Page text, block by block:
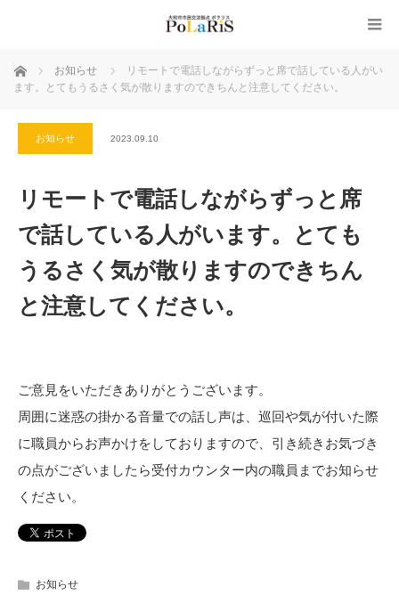
ホーム お知らせ
リモートで電話しながらずっと席で話している人がい
ます。とてもうるさく気が散りますのできちんと注意してください。
お知らせ 2023.09.10
リモートで電話しながらずっと席
で話している人がいます。とても
うるさく気が散りますのできちん
と注意してください。
ご意見をいただきありがとうございます。
周囲に迷惑の掛かる音量での話し声は、巡回や気が付いた際
に職員からお声かけをしておりますので、引き続きお気づき
の点がございましたら受付カウンター内の職員までお知らせ
ください。
お知らせ